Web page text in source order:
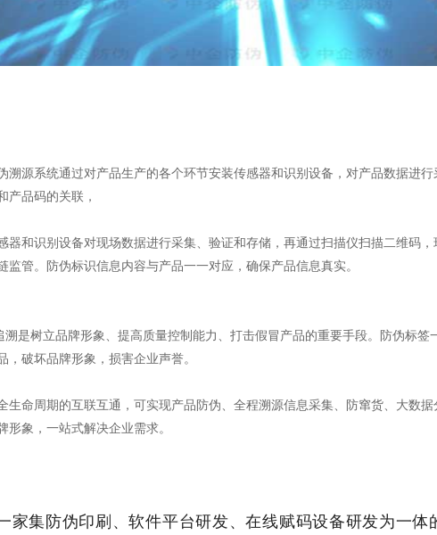
溯源系统通过对产品生产的各个环节安装传感器和识别设备，对产品数据进
产品码的关联，
器和识别设备对现场数据进行采集、验证和存储，再通过扫描仪扫描二维码，
监管。防伪标识信息内容与产品一一对应，确保产品信息真实。
溯是树立品牌形象、提高质量控制能力、打击假冒产品的重要手段。防伪标签
，破坏品牌形象，损害企业声誉。
生命周期的互联互通，可实现产品防伪、全程溯源信息采集、防窜货、大数
形象，一站式解决企业需求。
家集防伪印刷、软件平台研发、在线赋码设备研发为一体